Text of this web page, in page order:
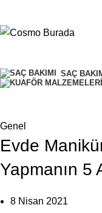
SAÇ
Genel
Evde
Yapmanın 5
8 Nisan 2021